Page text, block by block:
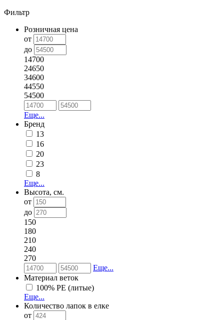
Фильтр
Розничная цена
от
до
14700
24650
34600
44550
54500
Еще...
Бренд
13
16
20
23
8
Еще...
Высота, см.
от
до
150
180
210
240
270
Еще...
Материал веток
100% РЕ (литые)
Еще...
Количество лапок в елке
от